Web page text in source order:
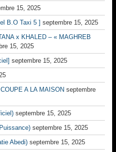
15, 2025
B.O Taxi 5 ] septembre 15, 2025
x KHALED – « MAGHREB
15, 2025
septembre 15, 2025
A LA MAISON septembre
septembre 15, 2025
septembre 15, 2025
Abedi) septembre 15, 2025